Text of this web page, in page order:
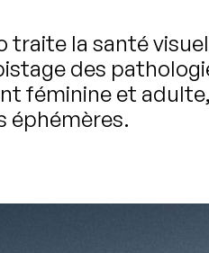
traite la santé
des
féminine et
éphémères.